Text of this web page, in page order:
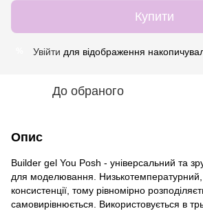
Купити
Увійти для відображення
До обраного
Опис
Builder gel You Posh - універсальний та
для моделювання. Низькотемпературний,
консистенції, тому рівномірно
самовирівнюється. Використовується в